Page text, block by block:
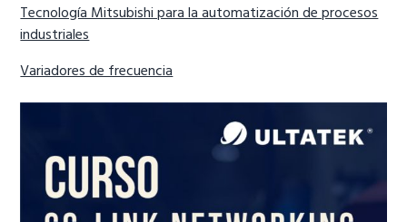
Tecnología Mitsubishi para la automatización de procesos
industriales
Variadores de frecuencia